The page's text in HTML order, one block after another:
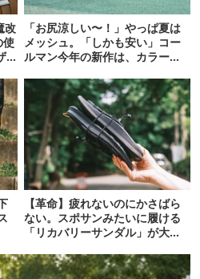
改
使
6
「お尻涼しい〜！」やっぱ夏は
メッシュ。「しかも安い」コー
ルマン今年の新作は、カラーも
【革命】疲れないのにかさばら
ない。スポサンみたいに履ける
「リカバリーサンダル」が大本